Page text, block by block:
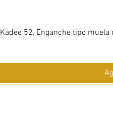
Kadee 52, Enganche tipo